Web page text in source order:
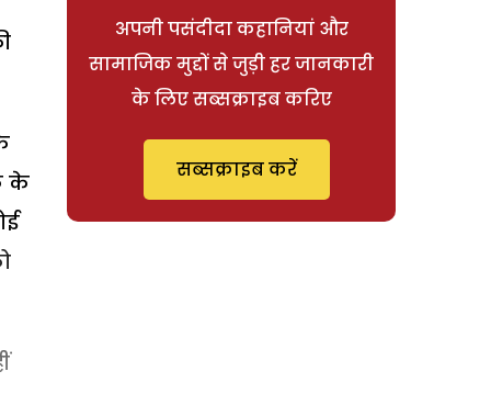
के
अपनी पसंदीदा कहानियां और
सामाजिक मुद्दों से जुड़ी हर जानकारी
के लिए सब्सक्राइब करिए
सब्सक्राइब करें